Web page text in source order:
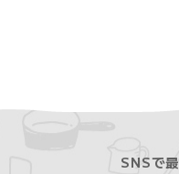
SNSで